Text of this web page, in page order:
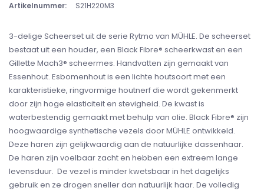
Artikelnummer: S21H220M3
3-delige Scheerset uit de serie Rytmo van MÜHLE. De scheerset
bestaat uit een houder, een Black Fibre® scheerkwast en een
Gillette Mach3® scheermes. Handvatten zijn gemaakt van
Essenhout. Esbomenhout is een lichte houtsoort met een
karakteristieke, ringvormige houtnerf die wordt gekenmerkt
door zijn hoge elasticiteit en stevigheid. De kwast is
waterbestendig gemaakt met behulp van olie. Black Fibre® zijn
hoogwaardige synthetische vezels door MÜHLE ontwikkeld.
Deze haren zijn gelijkwaardig aan de natuurlijke dassenhaar.
De haren zijn voelbaar zacht en hebben een extreem lange
levensduur. De vezel is minder kwetsbaar in het dagelijks
gebruik en ze drogen sneller dan natuurlijk haar. De volledig